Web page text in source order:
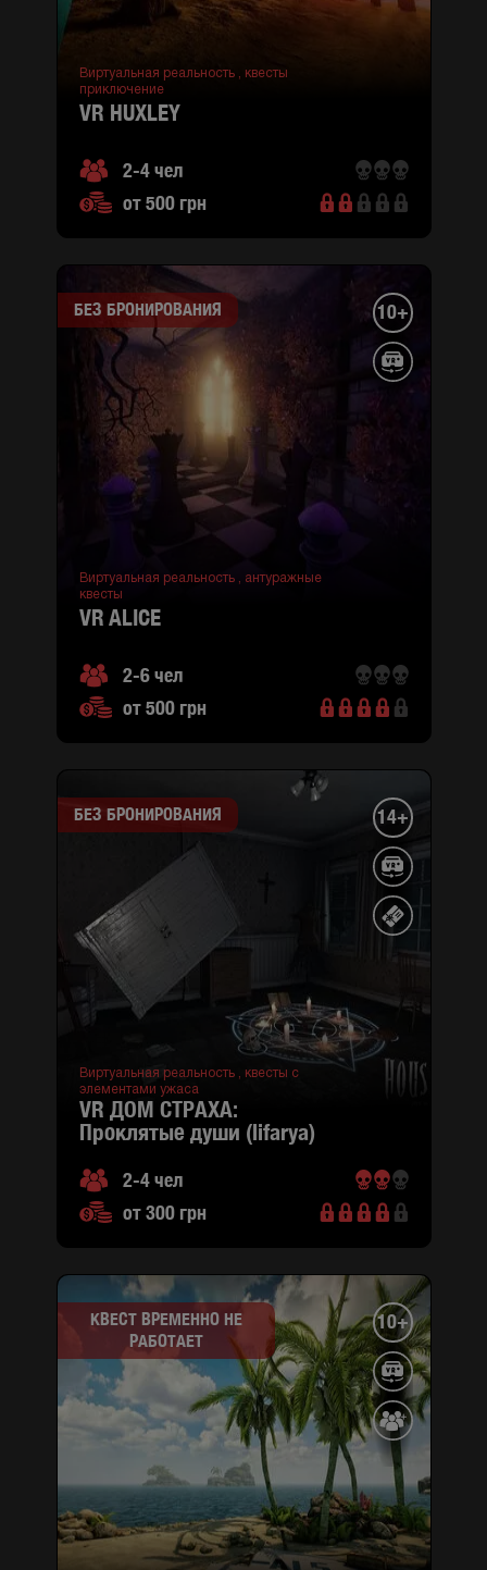
Виртуальная реальность ,
квесты
приключение
VR HUXLEY
2-4 чел
от 500 грн
БЕЗ БРОНИРОВАНИЯ 10+
Виртуальная реальность ,
антуражные
квесты
VR ALICE
2-6 чел
от 500 грн
БЕЗ БРОНИРОВАНИЯ 14+
Виртуальная реальность ,
квесты с
элементами ужаса
VR ДОМ СТРАХА:
проклятые души (lifarya)
2-4 чел
от 300 грн
КВЕСТ ВРЕМЕННО НЕ
РАБОТАЕТ
10+
город
Киев
Оболонский
проспект
(район
Оболонский,
M
Минская)
ул.